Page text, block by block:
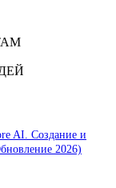
AI. Создание и
2026)